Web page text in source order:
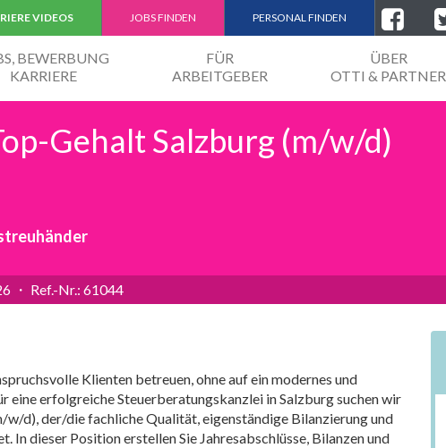
VIDEOS JOBS FINDEN PERSONAL FINDEN
BEWERBUNG
KARRIERE
FÜR
ARBEITGEBER
ÜBER
OTTI & PARTNER
Gehalt Salzburg (m/w/d)
・ Ref.-Nr.: 61044
Klienten betreuen, ohne auf ein modernes und
erfolgreiche Steuerberatungskanzlei in Salzburg suchen wir
d), der/die fachliche Qualität, eigenständige Bilanzierung und
dieser Position erstellen Sie Jahresabschlüsse, Bilanzen und